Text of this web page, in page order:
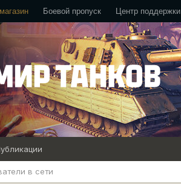
Боевой пропуск Центр поддержки
в сети